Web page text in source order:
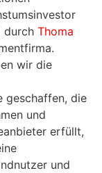
durch Thoma
wir die
geschaffen, die
und
erfüllt,
und